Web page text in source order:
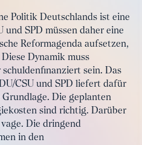
Politik Deutschlands ist eine
SPD müssen daher eine
Reformagenda aufsetzen,
Dynamik muss
sein. Das
CSU und SPD liefert dafür
Die geplanten
sind richtig. Darüber
Die dringend
in den